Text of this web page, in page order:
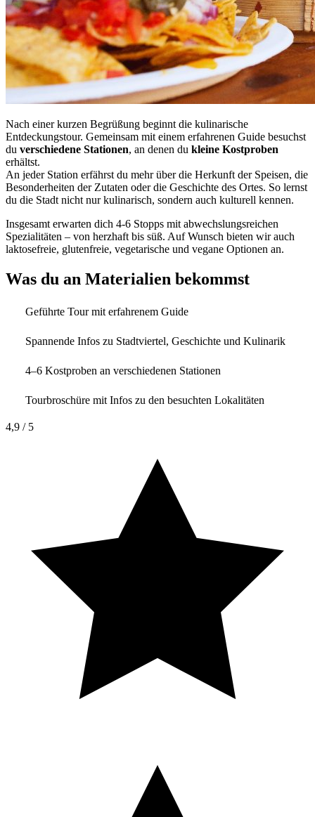
Nach einer kurzen Begrüßung beginnt die kulinarische
Entdeckungstour. Gemeinsam mit einem erfahrenen Guide besuchst
du verschiedene Stationen, an denen du kleine Kostproben
erhältst.
An jeder Station erfährst du mehr über die Herkunft der Speisen, die
Besonderheiten der Zutaten oder die Geschichte des Ortes. So lernst
du die Stadt nicht nur kulinarisch, sondern auch kulturell kennen.
Insgesamt erwarten dich 4-6 Stopps mit abwechslungsreichen
Spezialitäten – von herzhaft bis süß. Auf Wunsch bieten wir auch
laktosefreie, glutenfreie, vegetarische und vegane Optionen an.
Was du an Materialien bekommst
Geführte Tour mit erfahrenem Guide
Spannende Infos zu Stadtviertel, Geschichte und Kulinarik
4–6 Kostproben an verschiedenen Stationen
Tourbroschüre mit Infos zu den besuchten Lokalitäten
4,9 / 5